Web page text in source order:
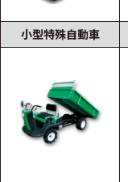
小型特殊自動車